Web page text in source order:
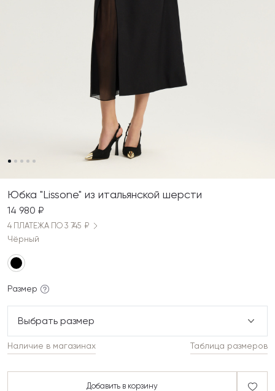
Юбка "Lissone" из итальянской шерсти
14 980 ₽
4 ПЛАТЕЖА ПО 3 745 ₽
Чёрный
Размер
Выбрать размер
Таблица размеров
Наличие в магазинах
Добавить в корзину